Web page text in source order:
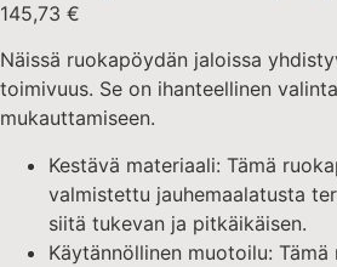
145,73 €
Näissä ruokapöydän jaloissa
toimivuus. Se on ihanteellinen
mukauttamiseen.
Kestävä materiaali: Tämä
valmistettu jauhemaalatusta
siitä tukevan ja pitkäikäisen.
Käytännöllinen muotoilu: